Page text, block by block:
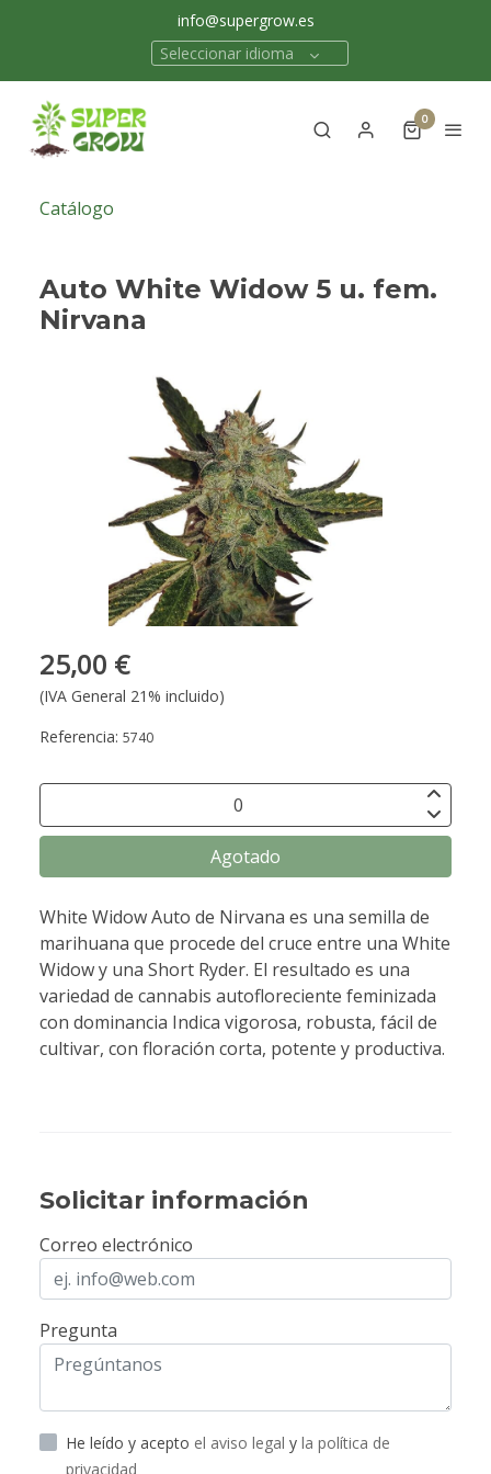
info@supergrow.es
Seleccionar idioma
0
Catálogo
Auto White Widow 5 u. fem.
Nirvana
25,00 €
(IVA General 21% incluido)
Referencia: 5740
Agotado
White Widow Auto de Nirvana es una semilla de
marihuana que procede del cruce entre una White
Widow y una Short Ryder. El resultado es una
variedad de cannabis autofloreciente feminizada
con dominancia Indica vigorosa, robusta, fácil de
cultivar, con floración corta, potente y productiva.
Solicitar información
Correo electrónico
Pregunta
He leído y acepto el aviso legal y la política de
privacidad